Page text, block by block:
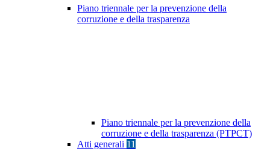
Piano triennale per la prevenzione della
corruzione e della trasparenza
Piano triennale per la prevenzione della
corruzione e della trasparenza (PTPCT)
Atti generali 11